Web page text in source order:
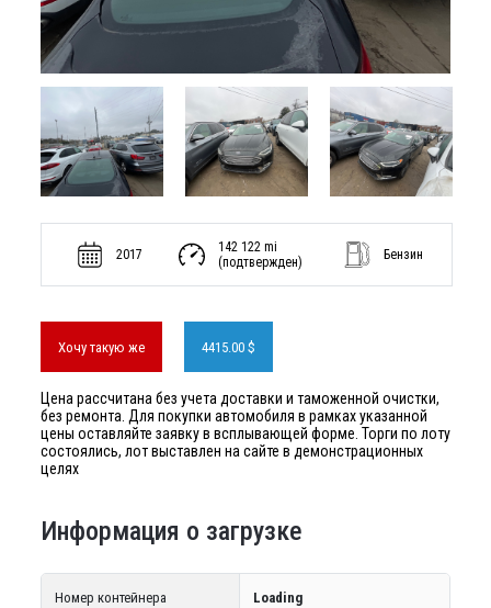
2017
142 122 mi
(подтвержден)
Бензин
Хочу такую же 4415.00 $
Цена рассчитана без учета доставки и таможенной очистки,
без ремонта. Для покупки автомобиля в рамках указанной
цены оставляйте заявку в всплывающей форме. Торги по лоту
состоялись, лот выставлен на сайте в демонстрационных
целях
Информация о загрузке
Номер контейнера Loading